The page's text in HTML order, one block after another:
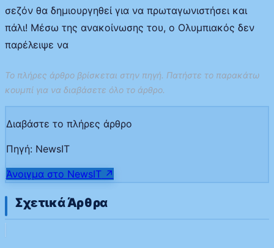
σεζόν θα δημιουργηθεί για να πρωταγωνιστήσει και
πάλι! Μέσω της ανακοίνωσης του, ο Ολυμπιακός δεν
παρέλειψε να
Το πλήρες άρθρο βρίσκεται στην πηγή. Πατήστε το παρακάτω
κουμπί για να διαβάσετε όλο το άρθρο.
Διαβάστε το πλήρες άρθρο
Πηγή: NewsIT
Άνοιγμα στο NewsIT↗
Σχετικά Άρθρα